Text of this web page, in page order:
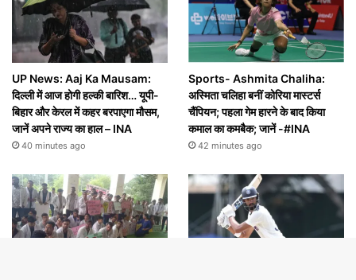
UP News: Aaj Ka Mausam:
दिल्ली में आज होगी हल्की बारिश… यूपी-
बिहार और केरल में कहर बरपाएगा मौसम,
जानें अपने राज्य का हाल – INA
40 minutes ago
Sports- Ashmita Chaliha:
अस्मिता चलिहा बनीं कोरिया मास्टर्स
चैंपियन; पहला गेम हारने के बाद किया
कमाल का कमबैक; जानें -#INA
42 minutes ago